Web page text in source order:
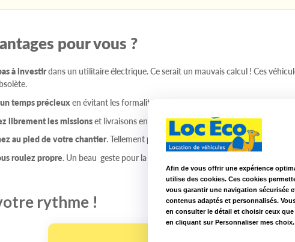
pour vous ?
à investirdans un utilitaire électrique. Ce serait un mauvais calcul ! Ces
temps précieuxen évitant les formalités administratives d'obtention d'un
librement les missionset livraisons en centre-ville
au pied de votre chantier. Tellement pratique pour livrer ou décharger votre
roulez propre. Un beau geste pour la planète !
rythme !
Afin de vous offrir une expérience
utilise des cookies. Ces cookies
vous garantir une navigation sécurisée
contenus adaptés et personnalisés.
en consulter le détail et choisir ceux
en cliquant sur Personnaliser mes choix.